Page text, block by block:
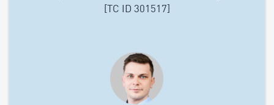
[TC ID 301517]